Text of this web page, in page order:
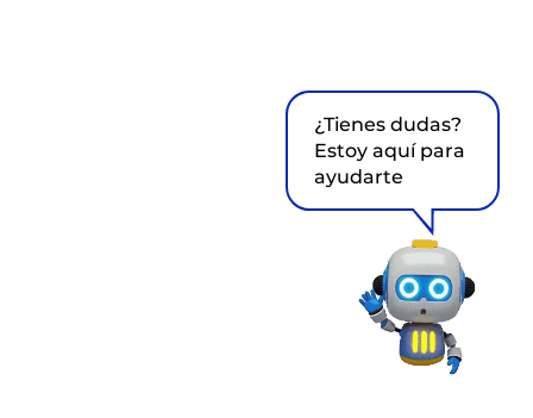
¿Tienes dudas?
Estoy aquí para
ayudarte